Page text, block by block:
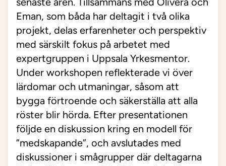
Eman, som båda har deltagit i två olika
projekt, delas erfarenheter och perspektiv
med särskilt fokus på arbetet med
expertgruppen i Uppsala Yrkesmentor.
Under workshopen reflekterade vi över
lärdomar och utmaningar, såsom att
bygga förtroende och säkerställa att alla
röster blir hörda. Efter presentationen
följde en diskussion kring en modell för
”medskapande”, och avslutades med
diskussioner i smågrupper där deltagarna